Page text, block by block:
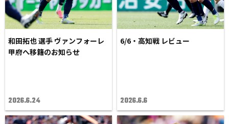
和田拓也 選手 ヴァンフォーレ
甲府へ移籍のお知らせ
2026.6.24
6/6・高知戦 レビュー
2026.6.6